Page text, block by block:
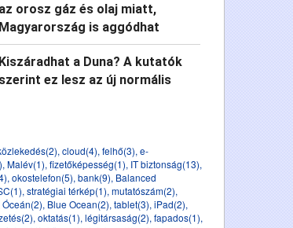
az orosz gáz és olaj miatt,
Magyarország is aggódhat
Kiszáradhat a Duna? A kutatók
szerint ez lesz az új normális
, cloud(4), felhő(3), e-
, Malév(1), fizetőképesség(1), IT biztonság(13),
, okostelefon(5), bank(9), Balanced
, stratégiai térkép(1), mutatószám(2),
Óceán(2), Blue Ocean(2), tablet(3), iPad(2),
, oktatás(1), légitársaság(2), fapados(1),